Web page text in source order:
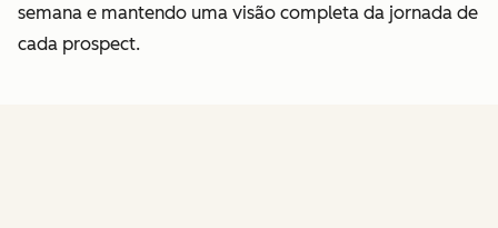
semana e mantendo uma visão completa da jornada de
cada prospect.